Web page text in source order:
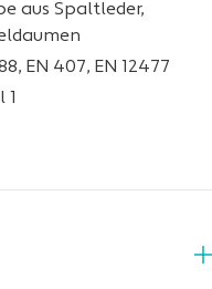
aus Spaltleder,
EN 407, EN 12477